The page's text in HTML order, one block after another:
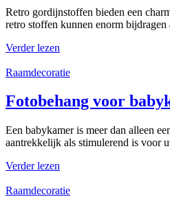
Retro gordijnstoffen bieden een
retro stoffen kunnen enorm
Verder lezen
Raamdecoratie
Fotobehang voor
Een babykamer is meer dan alleen
aantrekkelijk als stimulerend is voor
Verder lezen
Raamdecoratie